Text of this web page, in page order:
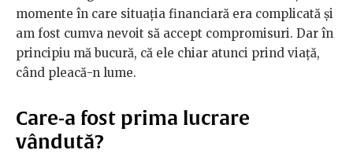
momente în care situația financiară era complicată și
am fost cumva nevoit să accept compromisuri. Dar în
principiu mă bucură, că ele chiar atunci prind viață,
când pleacă-n lume.
Care-a fost prima lucrare
vândută?